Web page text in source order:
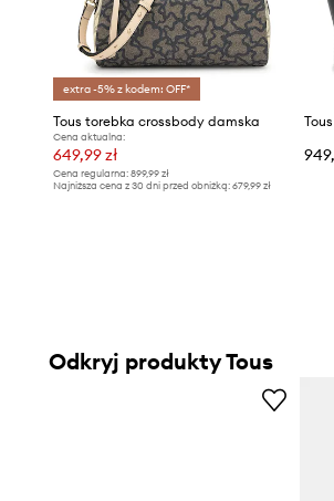
extra -5% z kodem: OFF*
Tous torebka crossbody damska
Cena aktualna:
649,99 zł
Cena regularna: 899,99 zł
Najniższa cena z 30 dni przed obniżką: 679,99 zł
Odkryj produkty Tous